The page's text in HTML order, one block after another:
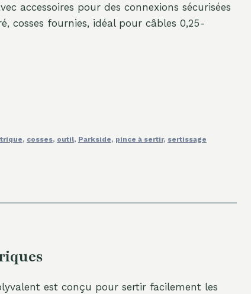
accessoires pour des connexions sécurisées
cosses fournies, idéal pour câbles 0,25-
, cosses, outil, Parkside, pince à sertir, sertissage
est conçu pour sertir facilement les